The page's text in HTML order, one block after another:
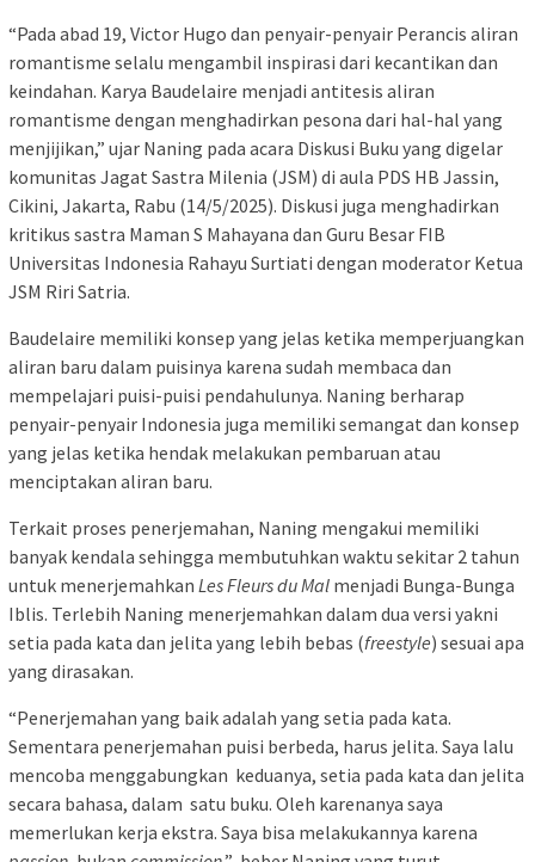
“Pada abad 19, Victor Hugo dan penyair-penyair Perancis aliran
romantisme selalu mengambil inspirasi dari kecantikan dan
keindahan. Karya Baudelaire menjadi antitesis aliran
romantisme dengan menghadirkan pesona dari hal-hal yang
menjijikan,” ujar Naning pada acara Diskusi Buku yang digelar
komunitas Jagat Sastra Milenia (JSM) di aula PDS HB Jassin,
Cikini, Jakarta, Rabu (14/5/2025). Diskusi juga menghadirkan
kritikus sastra Maman S Mahayana dan Guru Besar FIB
Universitas Indonesia Rahayu Surtiati dengan moderator Ketua
JSM Riri Satria.
Baudelaire memiliki konsep yang jelas ketika memperjuangkan
aliran baru dalam puisinya karena sudah membaca dan
mempelajari puisi-puisi pendahulunya. Naning berharap
penyair-penyair Indonesia juga memiliki semangat dan konsep
yang jelas ketika hendak melakukan pembaruan atau
menciptakan aliran baru.
Terkait proses penerjemahan, Naning mengakui memiliki
banyak kendala sehingga membutuhkan waktu sekitar 2 tahun
untuk menerjemahkan Les Fleurs du Mal menjadi Bunga-Bunga
Iblis. Terlebih Naning menerjemahkan dalam dua versi yakni
setia pada kata dan jelita yang lebih bebas (freestyle) sesuai apa
yang dirasakan.
“Penerjemahan yang baik adalah yang setia pada kata.
Sementara penerjemahan puisi berbeda, harus jelita. Saya lalu
mencoba menggabungkan keduanya, setia pada kata dan jelita
secara bahasa, dalam satu buku. Oleh karenanya saya
memerlukan kerja ekstra. Saya bisa melakukannya karena